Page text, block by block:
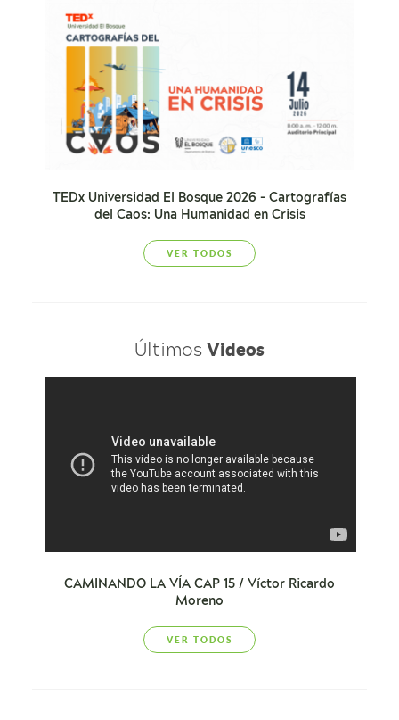
TEDx Universidad El Bosque 2026 - Cartografías
del Caos: Una Humanidad en Crisis
VER TODOS
Últimos Videos
CAMINANDO LA VÍA CAP 15 / Víctor Ricardo
Moreno
VER TODOS